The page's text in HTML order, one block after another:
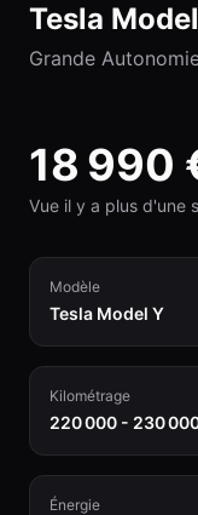
Tesla
Grande
18 990
Vue il y a plus d'une
Modèle
Tesla Model Y
Kilométrage
220 000 - 230
Énergie